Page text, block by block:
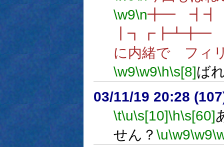
\w9\n╋━
┃┓┏┣┻╋━
に内緒で フィ
\w9\w9\h\s[8]ば
03/11/19 20:28
\t\u\s[10]\h\s[60]
せん？ \u\w9\w9